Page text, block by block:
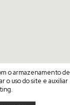
o armazenamento
o uso do site e auxiliar